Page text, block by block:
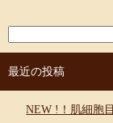
最近の投稿
NEW !！肌細胞